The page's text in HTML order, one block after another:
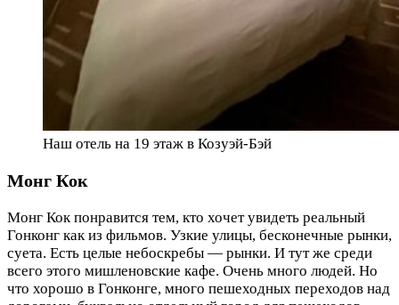
Наш отель на 19 этаж в Козуэй-Бэй
Монг Кок
Монг Кок понравится тем, кто хочет увидеть реальный
Гонконг как из фильмов. Узкие улицы, бесконечные рынки,
суета. Есть целые небоскребы — рынки. И тут же среди
всего этого мишленовские кафе. Очень много людей. Но
что хорошо в Гонконге, много пешеходных переходов над